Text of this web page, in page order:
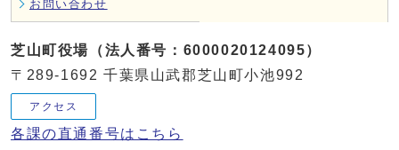
お問い合わせ
芝山町役場（法人番号：6000020124095）
〒289-1692 千葉県山武郡芝山町小池992
アクセス
各課の直通番号はこちら